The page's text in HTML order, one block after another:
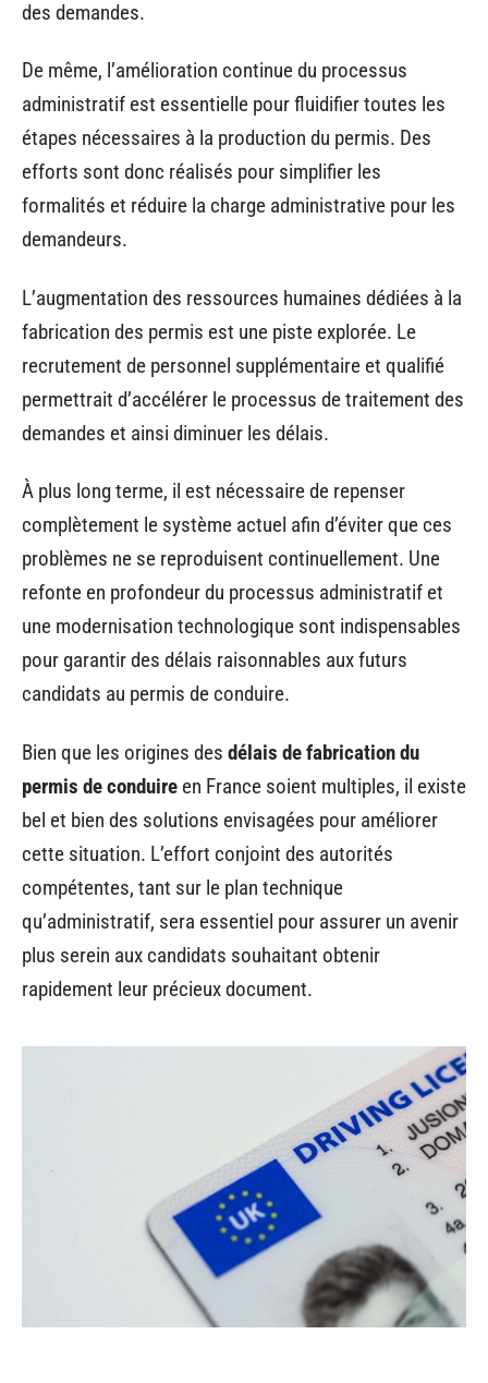
des demandes.
De même, l’amélioration continue du processus
administratif est essentielle pour fluidifier toutes les
étapes nécessaires à la production du permis. Des
efforts sont donc réalisés pour simplifier les
formalités et réduire la charge administrative pour les
demandeurs.
L’augmentation des ressources humaines dédiées à la
fabrication des permis est une piste explorée. Le
recrutement de personnel supplémentaire et qualifié
permettrait d’accélérer le processus de traitement des
demandes et ainsi diminuer les délais.
À plus long terme, il est nécessaire de repenser
complètement le système actuel afin d’éviter que ces
problèmes ne se reproduisent continuellement. Une
refonte en profondeur du processus administratif et
une modernisation technologique sont indispensables
pour garantir des délais raisonnables aux futurs
candidats au permis de conduire.
Bien que les origines des délais de fabrication du
permis de conduire en France soient multiples, il existe
bel et bien des solutions envisagées pour améliorer
cette situation. L’effort conjoint des autorités
compétentes, tant sur le plan technique
qu’administratif, sera essentiel pour assurer un avenir
plus serein aux candidats souhaitant obtenir
rapidement leur précieux document.